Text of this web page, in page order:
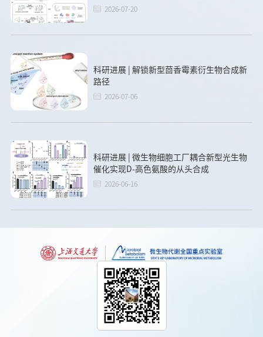
2026-07-20
科研进展 | 解锁新型茴香霉素衍生物合成新
路径
2026-07-06
科研进展 | 微生物细胞工厂耦合新型光生物
催化实现D-高色氨酸的从头合成
2026-06-16